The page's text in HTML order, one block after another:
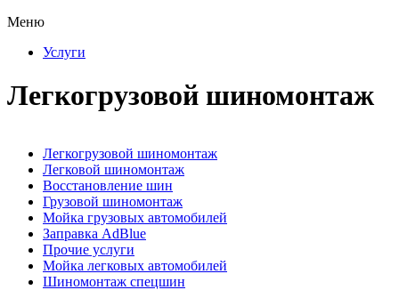
Меню
Услуги
Легкогрузовой шиномонтаж
Легкогрузовой шиномонтаж
Легковой шиномонтаж
Восстановление шин
Грузовой шиномонтаж
Мойка грузовых автомобилей
Заправка AdBlue
Прочие услуги
Мойка легковых автомобилей
Шиномонтаж спецшин